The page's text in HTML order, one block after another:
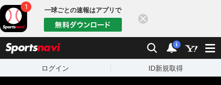
一球ごとの速報はアプリで
検索 通知
i
ログイン ID新規取得